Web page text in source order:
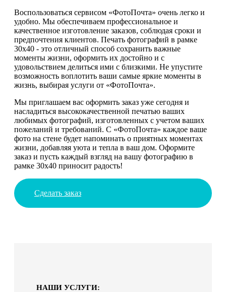
Воспользоваться сервисом «ФотоПочта» очень легко и
удобно. Мы обеспечиваем профессиональное и
качественное изготовление заказов, соблюдая сроки и
предпочтения клиентов. Печать фотографий в рамке
30х40 - это отличный способ сохранить важные
моменты жизни, оформить их достойно и с
удовольствием делиться ими с близкими. Не упустите
возможность воплотить ваши самые яркие моменты в
жизнь, выбирая услуги от «ФотоПочта».
Мы приглашаем вас оформить заказ уже сегодня и
насладиться высококачественной печатью ваших
любимых фотографий, изготовленных с учетом ваших
пожеланий и требований. С «ФотоПочта» каждое ваше
фото на стене будет напоминать о приятных моментах
жизни, добавляя уюта и тепла в ваш дом. Оформите
заказ и пусть каждый взгляд на вашу фотографию в
рамке 30х40 приносит радость!
Сделать заказ
НАШИ УСЛУГИ: